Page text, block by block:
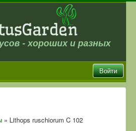
- хороших и разных
Войти
» Lithops ruschiorum C 102